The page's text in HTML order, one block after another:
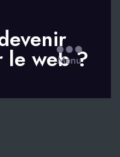
le web ?
Menu